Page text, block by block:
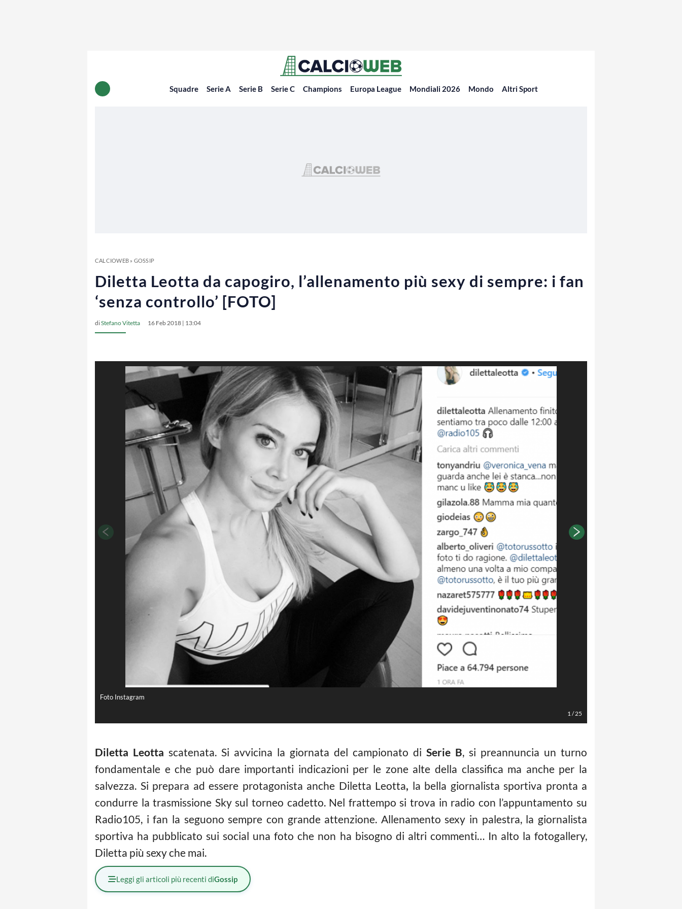
Squadre Serie A Serie B Serie C Champions Europa League Mondiali 2026 Mondo Altri Sport
CALCIOWEB» GOSSIP
Diletta Leotta da capogiro, l’allenamento più sexy di sempre: i fan
‘senza controllo’ [FOTO]
diStefano Vitetta 16 Feb 2018 | 13:04
Foto Instagram
1/25
Diletta Leotta scatenata. Si avvicina la giornata del campionato di Serie B, si preannuncia un turno
fondamentale e che può dare importanti indicazioni per le zone alte della classifica ma anche per la
salvezza. Si prepara ad essere protagonista anche Diletta Leotta, la bella giornalista sportiva pronta a
condurre la trasmissione Sky sul torneo cadetto. Nel frattempo si trova in radio con l’appuntamento su
Radio105, i fan la seguono sempre con grande attenzione. Allenamento sexy in palestra, la giornalista
sportiva ha pubblicato sui social una foto che non ha bisogno di altri commenti… In alto la fotogallery,
Diletta più sexy che mai.
Leggi gli articoli più recenti diGossip